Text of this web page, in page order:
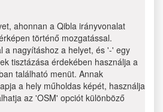
ahonnan a Qibla irányvonalat
történő mozgatással.
a nagyításhoz a helyet, és '-' egy
tisztázása érdekében használja a
található menüt. Annak
a hely műholdas képét, használja
az 'OSM' opciót különböző